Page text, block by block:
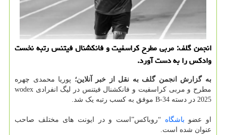
انجمن گلف: مربی مطرح کراسفیت و فانکشنال فیتنس رتبه نخست
وادکس را به دست آورد.
به گزارش انجمن گلف به نقل از خبر آنلاین؛ پوریا محمدی چهره
مطرح و مربی کراسفیت و فانکشنال فیتنس در لیگ انفرادی wodex
2025 در دسته B-34 موفق به کسب رتبه یک شد.
او عضو باشگاه “روباکس”است و در ایونت های مختلف صاحب
عنوان شده است.